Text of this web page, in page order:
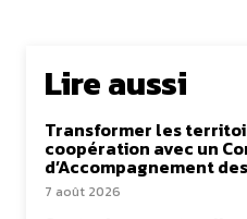
Lire aussi
Transformer les
coopération avec un
d’Accompagnement
7 août 2026